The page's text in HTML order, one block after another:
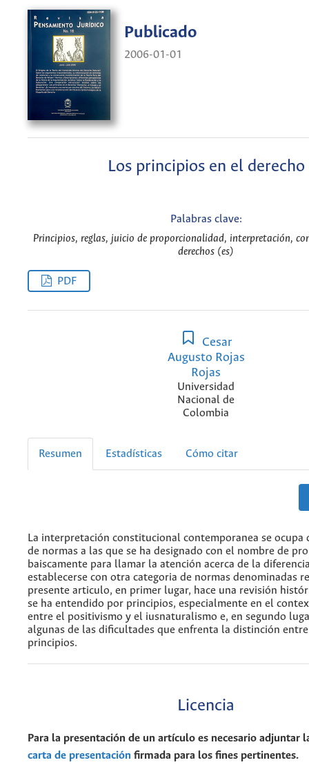
Publicado
2006-01-01
Los principios en el derecho
Palabras clave:
Principios, reglas, juicio de proporcionalidad, interpretación,
derechos (es)
PDF
Cesar
Augusto Rojas
Rojas
Universidad
Nacional de
Colombia
Resumen Estadísticas Cómo citar
La interpretación constitucional contemporanea se ocupa
de normas a las que se ha designado con el nombre de
baiscamente para llamar la atención acerca de la
establecerse con otra categoria de normas denominadas
presente articulo, en primer lugar, hace una revisión
se ha entendido por principios, especialmente en el
entre el positivismo y el iusnaturalismo e, en segundo
algunas de las dificultades que enfrenta la distinción
principios.
Licencia
Para la presentación de un artículo es necesario adjuntar
carta de presentación firmada para los fines pertinentes.